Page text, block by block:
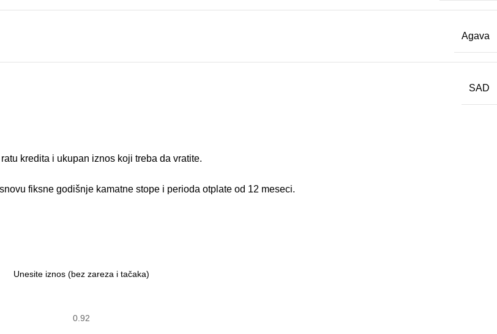
Agava
SAD
kredita i ukupan iznos koji treba da vratite.
fiksne godišnje kamatne stope i perioda otplate od 12 meseci.